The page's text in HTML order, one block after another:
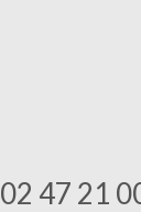
02 47 21